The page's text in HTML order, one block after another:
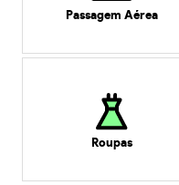
Passagem Aérea
Roupas